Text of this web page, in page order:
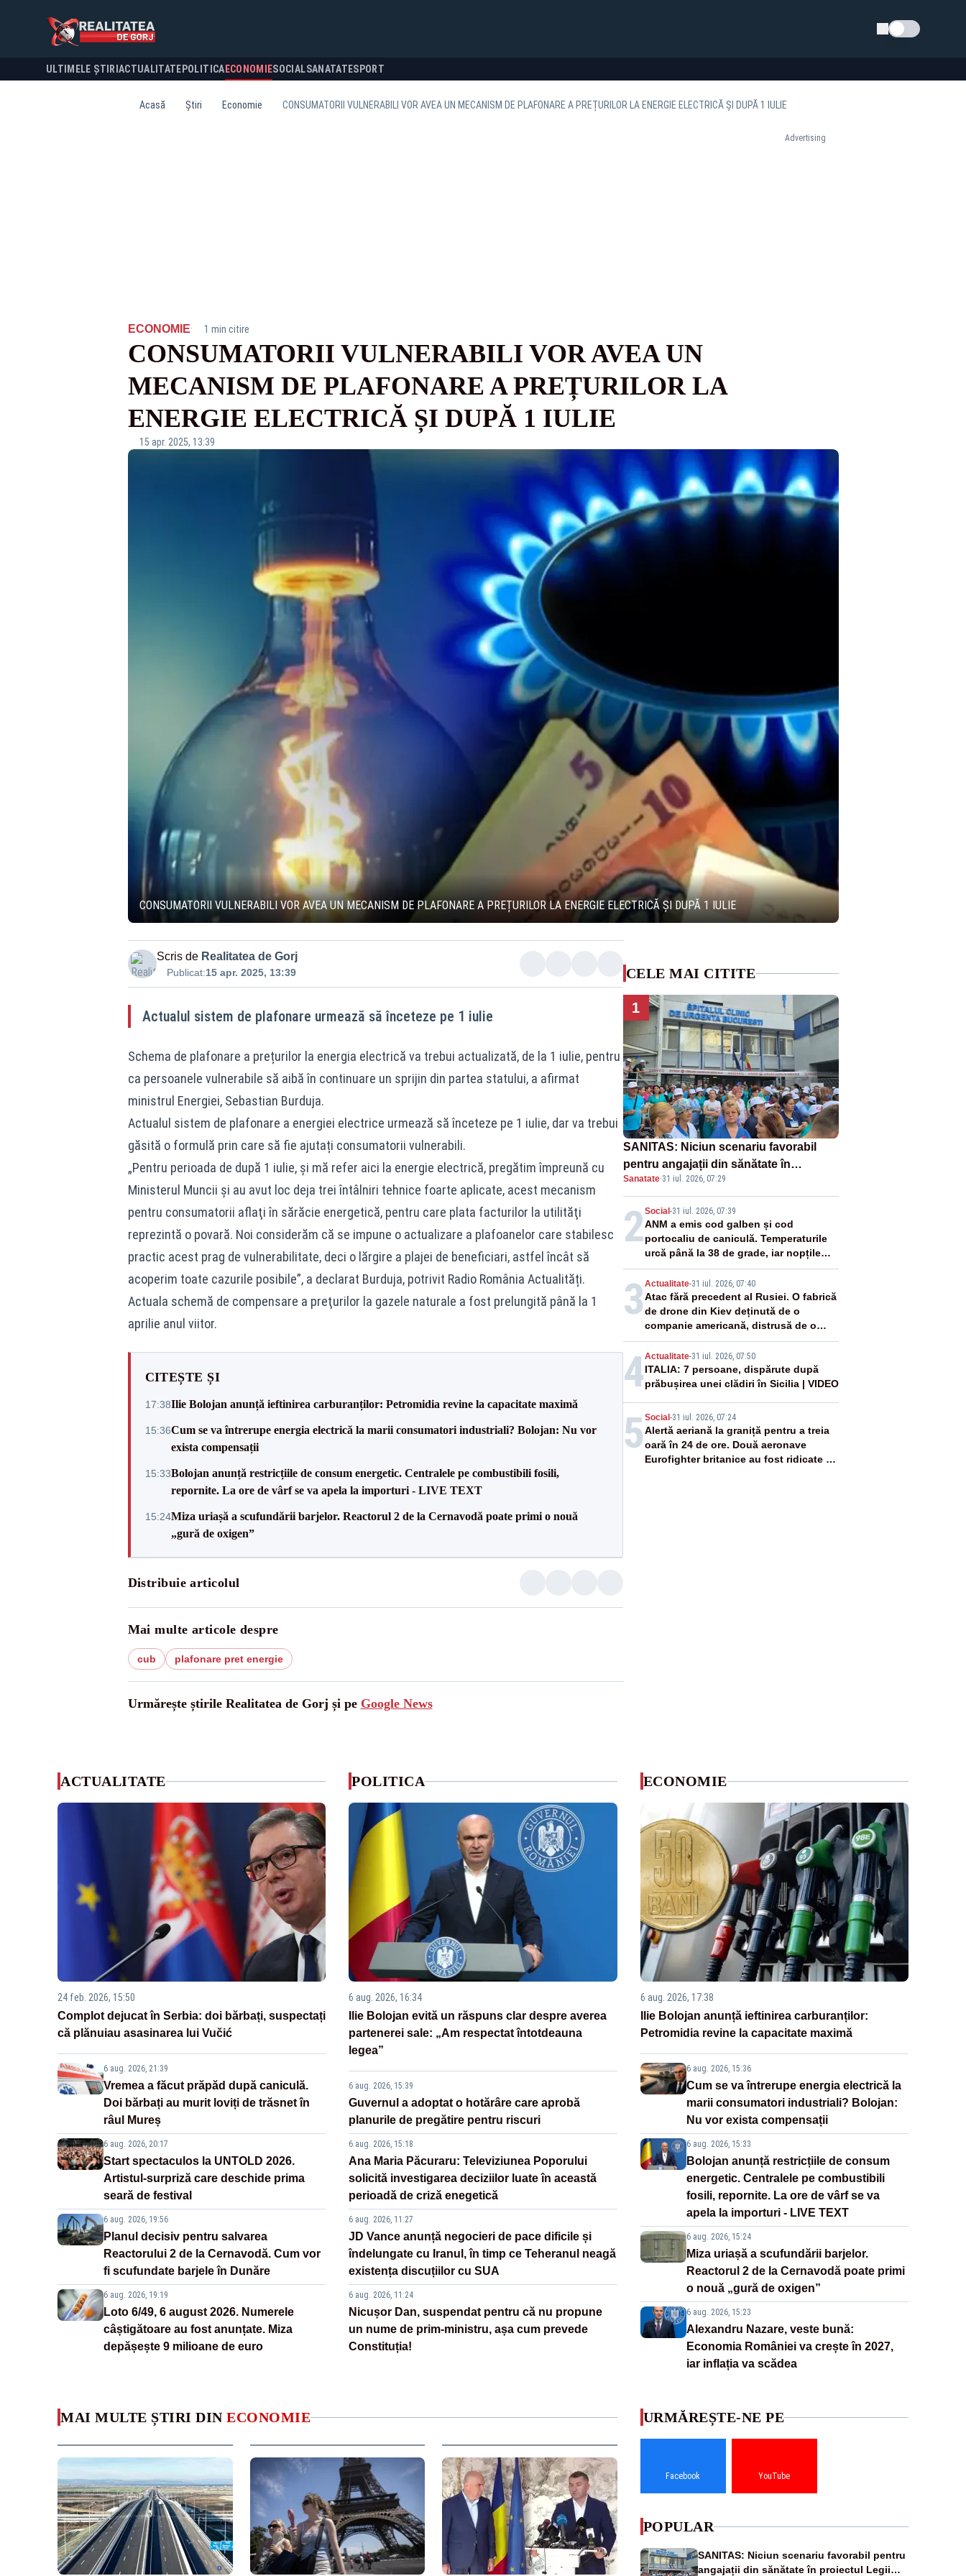
Schimba tema
ULTIMELE ȘTIRI ACTUALITATE POLITICA ECONOMIESOCIALSANATATESPORT
Acasă Știri Economie CONSUMATORII VULNERABILI VOR AVEA UN MECANISM DE PLAFONARE A PREȚURILOR LA ENERGIE ELECTRICĂ ȘI DUPĂ 1 IULIE
Advertising
ECONOMIE· 1 min citire
CONSUMATORII VULNERABILI VOR AVEA UN
MECANISM DE PLAFONARE A PREȚURILOR LA
ENERGIE ELECTRICĂ ȘI DUPĂ 1 IULIE
15 apr. 2025, 13:39
CONSUMATORII VULNERABILI VOR AVEA UN MECANISM DE PLAFONARE A PREȚURILOR LA ENERGIE ELECTRICĂ ȘI DUPĂ 1 IULIE
Scris de Realitatea de Gorj
Publicat:15 apr. 2025, 13:39
Actualul sistem de plafonare urmează să înceteze pe 1 iulie
Schema de plafonare a prețurilor la energia electrică va trebui actualizată, de la 1 iulie, pentru
ca persoanele vulnerabile să aibă în continuare un sprijin din partea statului, a afirmat
ministrul Energiei, Sebastian Burduja.
Actualul sistem de plafonare a energiei electrice urmează să înceteze pe 1 iulie, dar va trebui
găsită o formulă prin care să fie ajutați consumatorii vulnerabili.
„Pentru perioada de după 1 iulie, şi mă refer aici la energie electrică, pregătim împreună cu
Ministerul Muncii şi au avut loc deja trei întâlniri tehnice foarte aplicate, acest mecanism
pentru consumatorii aflaţi în sărăcie energetică, pentru care plata facturilor la utilităţi
reprezintă o povară. Noi considerăm că se impune o actualizare a plafoanelor care stabilesc
practic acest prag de vulnerabilitate, deci o lărgire a plajei de beneficiari, astfel încât să
acoperim toate cazurile posibile”, a declarat Burduja, potrivit Radio România Actualități.
Actuala schemă de compensare a preţurilor la gazele naturale a fost prelungită până la 1
aprilie anul viitor.
CITEȘTE ȘI
17:38Ilie Bolojan anunță ieftinirea carburanților: Petromidia revine la capacitate maximă
15:36Cum se va întrerupe energia electrică la marii consumatori industriali? Bolojan: Nu vor
exista compensații
15:33Bolojan anunță restricțiile de consum energetic. Centralele pe combustibili fosili,
repornite. La ore de vârf se va apela la importuri - LIVE TEXT
15:24Miza uriașă a scufundării barjelor. Reactorul 2 de la Cernavodă poate primi o nouă
„gură de oxigen”
Distribuie articolul
Mai multe articole despre
cub plafonare pret energie
Urmărește știrile Realitatea de Gorj și pe Google News
CELE MAI CITITE
1
SANITAS: Niciun scenariu favorabil
pentru angajații din sănătate în
proiectul Legii salarizării
Sanatate·31 iul. 2026, 07:29
2Social -31 iul. 2026, 07:39
ANM a emis cod galben și cod
portocaliu de caniculă. Temperaturile
urcă până la 38 de grade, iar nopțile
devin tropicale
3 Actualitate-31 iul. 2026, 07:40
Atac fără precedent al Rusiei. O fabrică
de drone din Kiev deținută de o
companie americană, distrusă de o
rachetă rusească
4Actualitate-31 iul. 2026, 07:50
ITALIA: 7 persoane, dispărute după
prăbușirea unei clădiri în Sicilia | VIDEO
5 Social -31 iul. 2026, 07:24
Alertă aeriană la graniță pentru a treia
oară în 24 de ore. Două aeronave
Eurofighter britanice au fost ridicate de
ACTUALITATE
24 feb. 2026, 15:50
Complot dejucat în Serbia: doi bărbați, suspectați
că plănuiau asasinarea lui Vučić
6 aug. 2026, 21:39
Vremea a făcut prăpăd după caniculă.
Doi bărbați au murit loviți de trăsnet în
râul Mureș
6 aug. 2026, 20:17
Start spectaculos la UNTOLD 2026.
Artistul-surpriză care deschide prima
seară de festival
6 aug. 2026, 19:56
Planul decisiv pentru salvarea
Reactorului 2 de la Cernavodă. Cum vor
fi scufundate barjele în Dunăre
6 aug. 2026, 19:19
Loto 6/49, 6 august 2026. Numerele
câștigătoare au fost anunțate. Miza
depășește 9 milioane de euro
POLITICA
6 aug. 2026, 16:34
Ilie Bolojan evită un răspuns clar despre averea
partenerei sale: „Am respectat întotdeauna
legea”
6 aug. 2026, 15:39
Guvernul a adoptat o hotărâre care aprobă
planurile de pregătire pentru riscuri
6 aug. 2026, 15:18
Ana Maria Păcuraru: Televiziunea Poporului
solicită investigarea deciziilor luate în această
perioadă de criză enegetică
6 aug. 2026, 11:27
JD Vance anunță negocieri de pace dificile și
îndelungate cu Iranul, în timp ce Teheranul neagă
existența discuțiilor cu SUA
6 aug. 2026, 11:24
Nicușor Dan, suspendat pentru că nu propune
un nume de prim-ministru, așa cum prevede
Constituția!
ECONOMIE
6 aug. 2026, 17:38
Ilie Bolojan anunță ieftinirea carburanților:
Petromidia revine la capacitate maximă
6 aug. 2026, 15:36
Cum se va întrerupe energia electrică la
marii consumatori industriali? Bolojan:
Nu vor exista compensații
6 aug. 2026, 15:33
Bolojan anunță restricțiile de consum
energetic. Centralele pe combustibili
fosili, repornite. La ore de vârf se va
apela la importuri - LIVE TEXT
6 aug. 2026, 15:24
Miza uriașă a scufundării barjelor.
Reactorul 2 de la Cernavodă poate primi
o nouă „gură de oxigen”
6 aug. 2026, 15:23
Alexandru Nazare, veste bună:
Economia României va crește în 2027,
iar inflația va scădea
MAI MULTE ȘTIRI DIN ECONOMIE URMĂREȘTE-NE PE
Facebook YouTube
POPULAR
SANITAS: Niciun scenariu favorabil pentru
angajații din sănătate în proiectul Legii